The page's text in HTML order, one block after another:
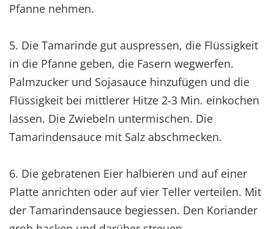
Pfanne nehmen.
5. Die Tamarinde gut auspressen, die Flüssigkeit
in die Pfanne geben, die Fasern wegwerfen.
Palmzucker und Sojasauce hinzufügen und die
Flüssigkeit bei mittlerer Hitze 2-3 Min. einkochen
lassen. Die Zwiebeln untermischen. Die
Tamarindensauce mit Salz abschmecken.
6. Die gebratenen Eier halbieren und auf einer
Platte anrichten oder auf vier Teller verteilen. Mit
der Tamarindensauce begiessen. Den Koriander